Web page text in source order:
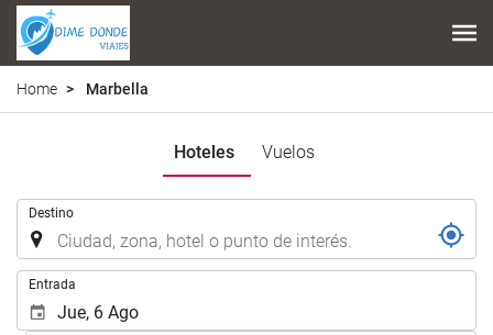
Home Marbella
Hoteles Vuelos
Destino
Entrada